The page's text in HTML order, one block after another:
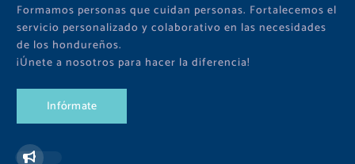
Formamos personas que cuidan personas. Fortalecemos el
servicio personalizado y colaborativo en las necesidades
de los hondureños.
¡Únete a nosotros para hacer la diferencia!
Infórmate